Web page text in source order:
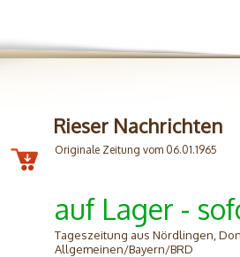
Rieser Nachrichten
Originale Zeitung vom 06.01.1965
auf Lager -
Tageszeitung aus Nördlingen,
Allgemeinen/Bayern/BRD